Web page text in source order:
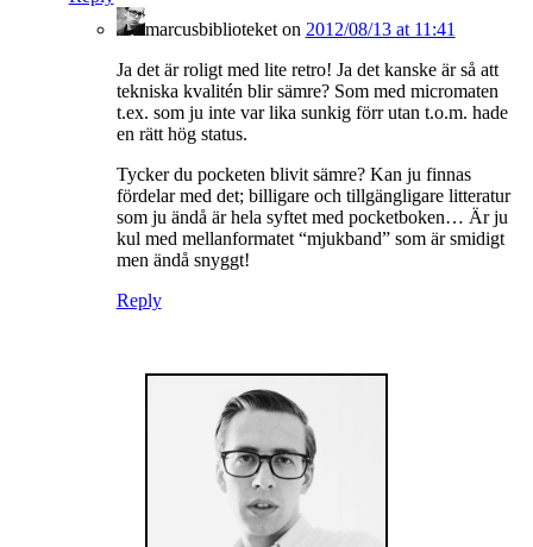
marcusbiblioteketon 2012/08/13 at 11:41
Ja det är roligt med lite retro! Ja det kanske är så att
tekniska kvalitén blir sämre? Som med micromaten
t.ex. som ju inte var lika sunkig förr utan t.o.m. hade
en rätt hög status.
Tycker du pocketen blivit sämre? Kan ju finnas
fördelar med det; billigare och tillgängligare litteratur
som ju ändå är hela syftet med pocketboken… Är ju
kul med mellanformatet “mjukband” som är smidigt
men ändå snyggt!
Reply